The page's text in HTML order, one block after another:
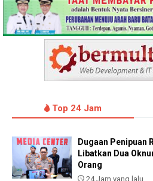
Top 24 Jam
Dugaan Penipuan
Libatkan Dua
Orang
24 Jam yang lalu